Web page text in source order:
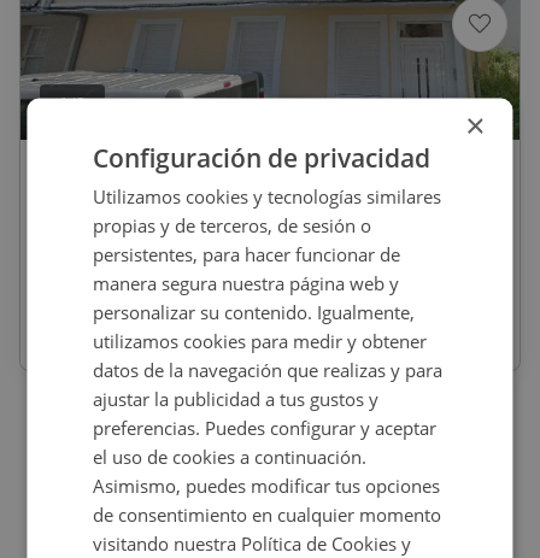
1/2
150.000€
Chalet En Venta En RIO PONTIGAS, 1,
Cedeira
9186_0513_PE0001
×
Configuración de privacidad
Utilizamos cookies y tecnologías similares
propias y de terceros, de sesión o
persistentes, para hacer funcionar de
manera segura nuestra página web y
personalizar su contenido. Igualmente,
utilizamos cookies para medir y obtener
datos de la navegación que realizas y para
ajustar la publicidad a tus gustos y
preferencias. Puedes configurar y aceptar
el uso de cookies a continuación.
Asimismo, puedes modificar tus opciones
de consentimiento en cualquier momento
visitando nuestra Política de Cookies y